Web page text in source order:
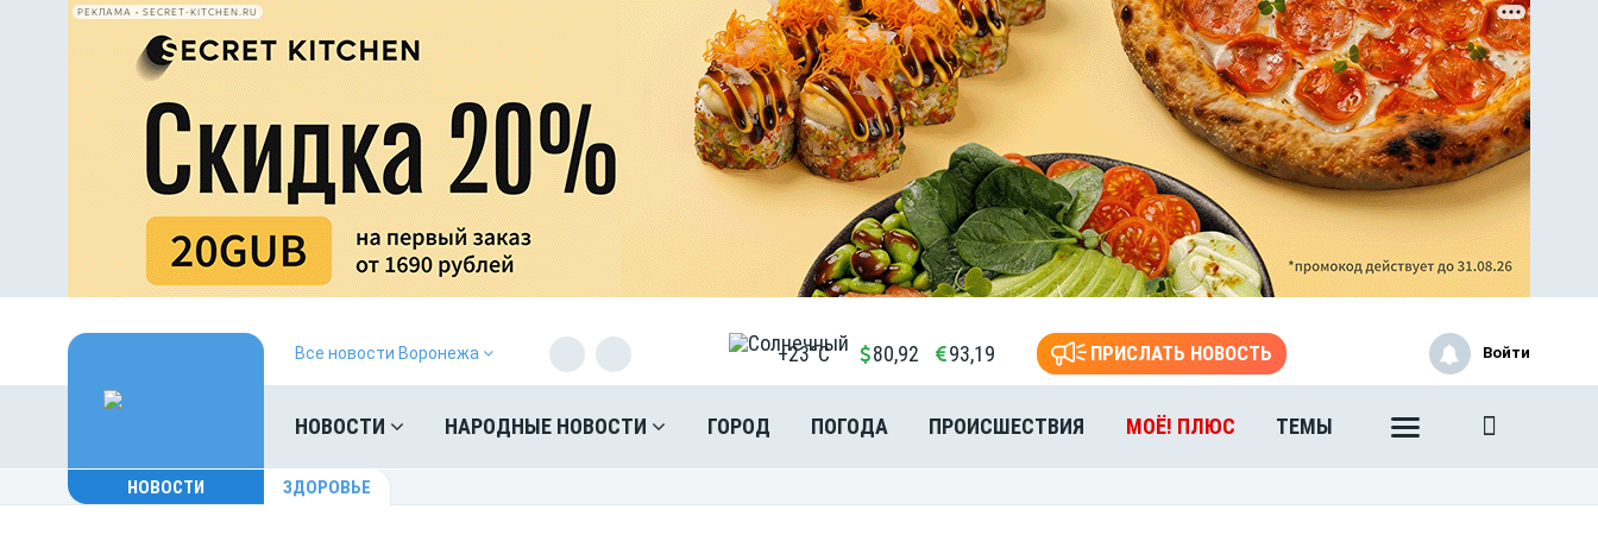
РЕКЛАМА • SECRET-KITCHEN.RU
Все новости Воронежа +23°C 80,92 93,19 ПРИСЛАТЬ НОВОСТЬ
НОВОСТИ НАРОДНЫЕ НОВОСТИ ГОРОД ПОГОДА ПРОИСШЕСТВИЯ МОЁ! ПЛЮС ТЕМЫ
Войти
НОВОСТИ ЗДОРОВЬЕ
ЭТО БЫЛО В АФГАНЕ
воинов-интернационалистов